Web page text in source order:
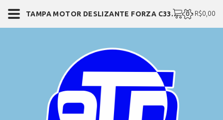
0 - R$0,00
TAMPA MOTOR DESLIZANTE FORZA C330 CONTEL